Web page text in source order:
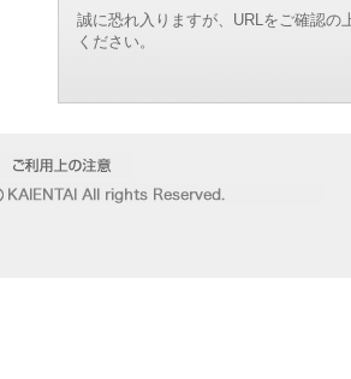
誠に恐れ入りますが、URLをご確認
ください。